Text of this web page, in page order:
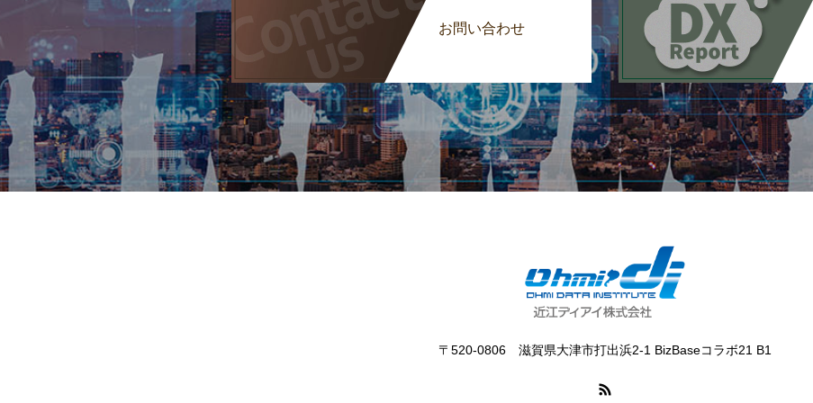
お問い合わせ
〒520-0806 滋賀県大津市打出浜2-1 BizBaseコラボ21 B1